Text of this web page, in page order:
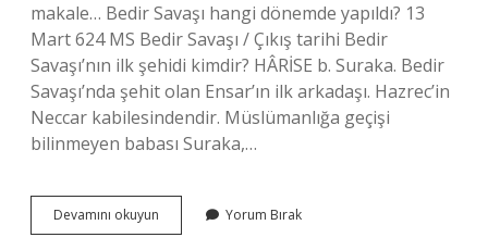
makale… Bedir Savaşı hangi dönemde yapıldı? 13
Mart 624 MS Bedir Savaşı / Çıkış tarihi Bedir
Savaşı’nın ilk şehidi kimdir? HÂRİSE b. Suraka. Bedir
Savaşı’nda şehit olan Ensar’ın ilk arkadaşı. Hazrec’in
Neccar kabilesindendir. Müslümanlığa geçişi
bilinmeyen babası Suraka,…
Devamını okuyun
Muhammed
Yorum Bırak